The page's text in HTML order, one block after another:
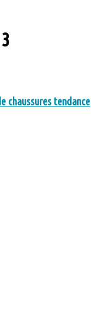
chaussures tendance